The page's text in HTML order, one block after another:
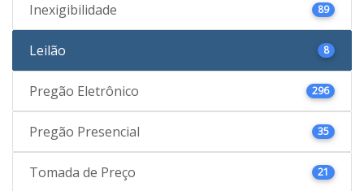
Inexigibilidade 89
Leilão 8
Pregão Eletrônico 296
Pregão Presencial 35
Tomada de Preço 21